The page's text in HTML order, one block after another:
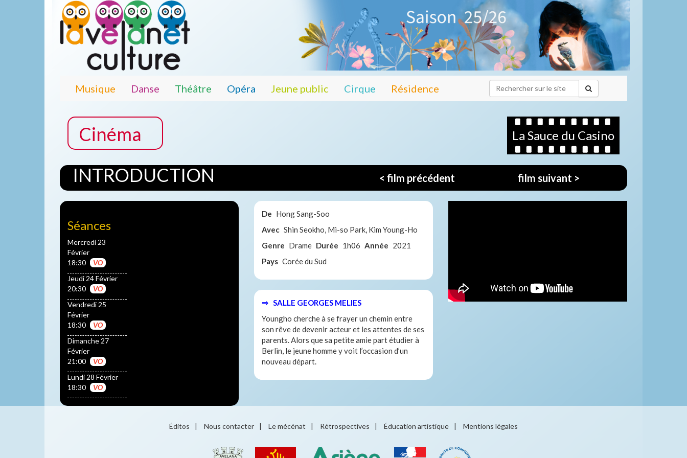
Musique Danse Théâtre Opéra Jeune public Cirque Résidence
Cinéma La Sauce du Casino
INTRODUCTION < film précédent film suivant >
Séances
Mercredi 23
Février
18:30
VO
Jeudi 24 Février
20:30
VO
Vendredi 25
Février
18:30
VO
Dimanche 27
Février
21:00
VO
Lundi 28 Février
18:30
VO
De Hong Sang-Soo
Avec Shin Seokho, Mi-so Park, Kim Young-Ho
Genre Drame Durée 1h06 Année 2021
Pays Corée du Sud
⇒ SALLE GEORGES MELIES
Youngho cherche à se frayer un chemin entre
son rêve de devenir acteur et les attentes de ses
parents. Alors que sa petite amie part étudier à
Berlin, le jeune homme y voit l’occasion d’un
nouveau départ.
Éditos | Nous contacter | Le mécénat | Rétrospectives | Éducation artistique | Mentions légales